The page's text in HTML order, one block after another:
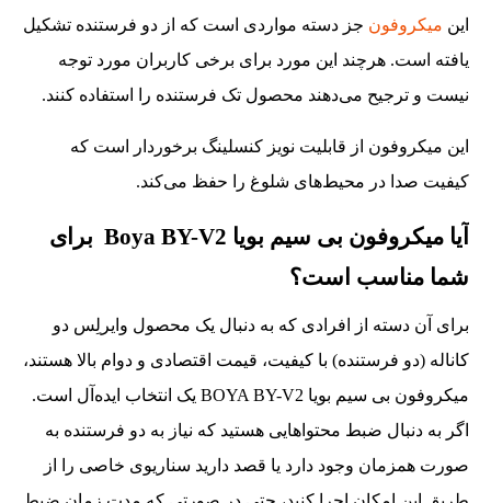
این میکروفون جز دسته مواردی است که از دو فرستنده تشکیل
یافته است. هرچند این مورد برای برخی کاربران مورد توجه
نیست و ترجیح می‌دهند محصول تک فرستنده را استفاده کنند.
این میکروفون از قابلیت نویز کنسلینگ برخوردار است که
کیفیت صدا در محیط‌های شلوغ را حفظ می‌کند.
آیا میکروفون بی سیم بویا Boya BY-V2 برای
شما مناسب است؟
برای آن دسته از افرادی که به دنبال یک محصول وایرلِس دو
کاناله (دو فرستنده) با کیفیت، قیمت اقتصادی و دوام بالا هستند،
میکروفون بی سیم بویا BOYA BY-V2 یک انتخاب ایده‌آل است.
اگر به دنبال ضبط محتواهایی هستید که نیاز به دو فرستنده به
صورت همزمان وجود دارد یا قصد دارید سناریوی خاصی را از